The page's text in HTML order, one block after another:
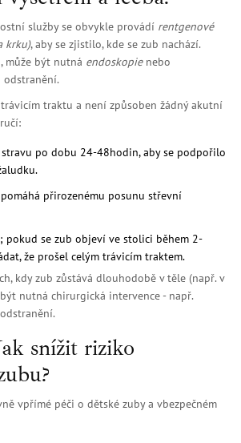
služby se obvykle provádí rentgenové
krku), aby se zjistilo, kde se zub nachází.
může být nutná endoskopienebo
traktu a není způsoben žádný akutní
po dobu 24-48hodin, aby se podpořilo
přirozenému posunu střevní
se zub objeví ve stolici během 2-
že prošel celým trávicím traktem.
kdy zub zůstává dlouhodobě v těle (např. v
nutná chirurgická intervence - např.
snížit riziko
vpřímé péči o dětské zuby a vbezpečném